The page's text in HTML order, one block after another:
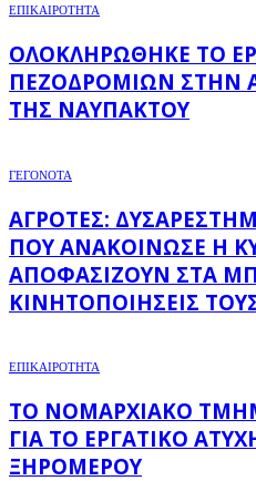
ΕΠΙΚΑΙΡΟΤΗΤΑ
ΟΛΟΚΛΗΡΏΘΗΚΕ ΤΟ
ΠΕΖΟΔΡΟΜΊΩΝ ΣΤΗΝ
ΤΗΣ ΝΑΥΠΆΚΤΟΥ
ΓΕΓΟΝΟΤΑ
ΑΓΡΌΤΕΣ:
ΠΟΥ ΑΝΑΚΟΊΝΩΣΕ Η
ΑΠΟΦΑΣΊΖΟΥΝ ΣΤΑ
ΚΙΝΗΤΟΠΟΙΉΣΕΙΣ
ΕΠΙΚΑΙΡΟΤΗΤΑ
ΤΟ ΝΟΜΑΡΧΙΑΚΌ
ΓΙΑ ΤΟ ΕΡΓΑΤΙΚΌ
ΞΗΡΟΜΈΡΟΥ